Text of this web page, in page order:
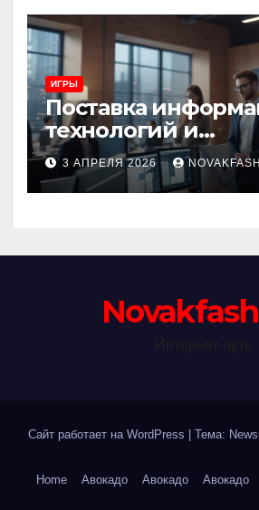
ИГРЫ
Поставка
технологий и
инновационные
3 АПРЕЛЯ 2026
Сайт работает на WordPress Тема:
Home Авокадо Авокадо Авокадо